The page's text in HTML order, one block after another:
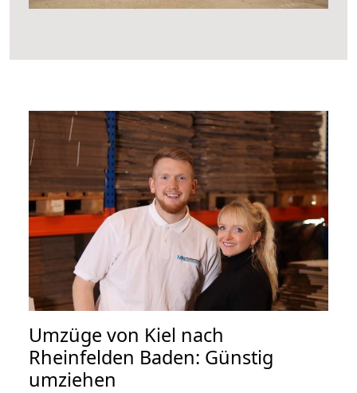
Umzüge von Kiel nach
Rheinfelden Baden: Günstig
umziehen